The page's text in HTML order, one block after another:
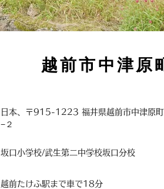
越前市中津原
日本、〒915-1223 福井県越前市中津原町
−２
坂口小学校/武生第二中学校坂口分校
越前たけふ駅まで車で18分